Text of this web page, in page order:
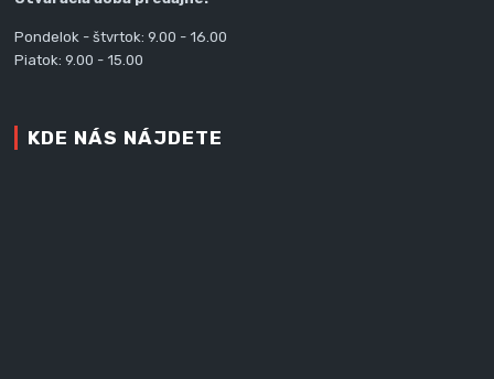
Pondelok - štvrtok: 9.00 - 16.00
Piatok: 9.00 - 15.00
KDE NÁS NÁJDETE